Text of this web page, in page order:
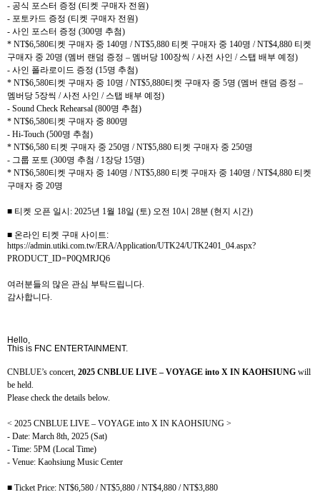
- 공식 포스터 증정 (티켓 구매자 전원)
- 포토카드 증정 (티켓 구매자 전원)
- 사인 포스터 증정 (300명 추첨)
* NT$6,580티켓 구매자 중 140명 / NT$5,880 티켓 구매자 중 140명 / NT$4,880 티켓
구매자 중 20명 (멤버 랜덤 증정 – 멤버당 100장씩 /사전 사인 / 스탭 배부 예정)
- 사인 폴라로이드 증정 (15명 추첨)
* NT$6,580티켓 구매자 중 10명 / NT$5,880티켓 구매자 중 5명 (멤버 랜덤 증정 –
멤버당 5장씩 /사전 사인 / 스탭 배부 예정)
- Sound Check Rehearsal (800명 추첨)
* NT$6,580티켓 구매자 중 800명
- Hi-Touch (500명 추첨)
* NT$6,580 티켓 구매자 중 250명 / NT$5,880 티켓 구매자 중 250명
- 그룹 포토 (300명 추첨 / 1장당 15명)
* NT$6,580티켓 구매자 중 140명 / NT$5,880 티켓 구매자 중 140명 / NT$4,880 티켓
구매자 중 20명
■ 티켓 오픈 일시 : 2025년 1월 18일 (토) 오전 10시 28분 (현지 시간)
■ 온라인 티켓 구매 사이트:
https://admin.utiki.com.tw/ERA/Application/UTK24/UTK2401_04.aspx?
PRODUCT_ID=P0QMRJQ6
여러분들의 많은 관심 부탁드립니다.
감사합니다.
Hello,
This is FNC ENTERTAINMENT.
CNBLUE’s concert, 2025 CNBLUE LIVE – VOYAGE into X IN KAOHSIUNG will
be held.
Please check the details below.
< 2025 CNBLUE LIVE – VOYAGE into X IN KAOHSIUNG >
- Date: March 8th, 2025 (Sat)
- Time: 5PM (Local Time)
- Venue: Kaohsiung Music Center
■ Ticket Price: NT$6,580 / NT$5,880 / NT$4,880 / NT$3,880